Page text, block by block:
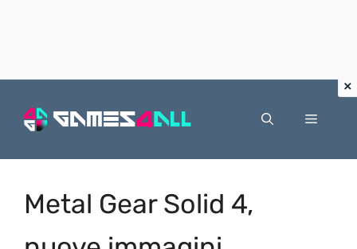
Menu
Metal Gear Solid 4,